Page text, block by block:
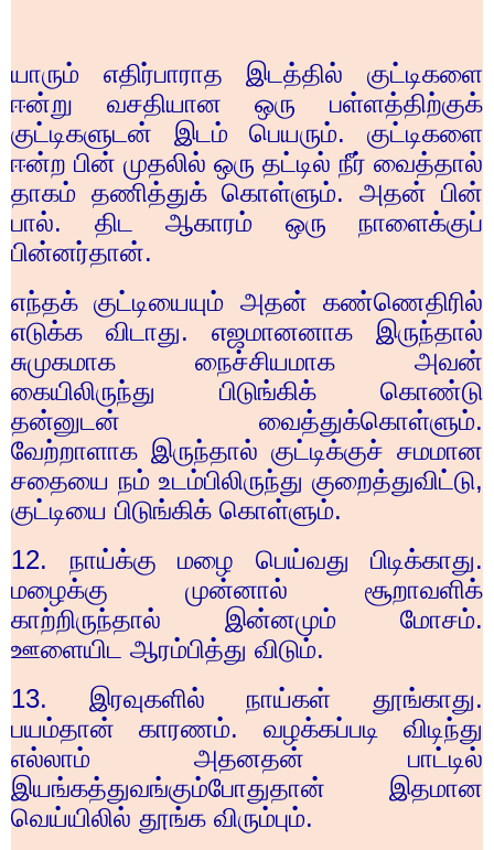
யாரும் எதிர்பாராத இடத்தில் குட்டிகளை
ஈன்று வசதியான ஒரு பள்ளத்திற்குக்
குட்டிகளுடன் இடம் பெயரும். குட்டிகளை
ஈன்ற பின் முதலில் ஒரு தட்டில் நீர் வைத்தால்
தாகம் தணித்துக் கொள்ளும். அதன் பின்
பால். திட ஆகாரம் ஒரு நாளைக்குப்
பின்னர்தான்.
எந்தக் குட்டியையும் அதன் கண்ணெதிரில்
எடுக்க விடாது. எஜமானனாக இருந்தால்
சுமுகமாக நைச்சியமாக அவன்
கையிலிருந்து பிடுங்கிக் கொண்டு
தன்னுடன் வைத்துக்கொள்ளும்.
வேற்றாளாக இருந்தால் குட்டிக்குச் சமமான
சதையை நம் உடம்பிலிருந்து குறைத்துவிட்டு,
குட்டியை பிடுங்கிக் கொள்ளும்.
12. நாய்க்கு மழை பெய்வது பிடிக்காது.
மழைக்கு முன்னால் சூறாவளிக்
காற்றிருந்தால் இன்னமும் மோசம்.
ஊளையிட ஆரம்பித்து விடும்.
13. இரவுகளில் நாய்கள் தூங்காது.
பயம்தான் காரணம். வழக்கப்படி விடிந்து
எல்லாம் அதனதன் பாட்டில்
இயங்கத்துவங்கும்போதுதான் இதமான
வெய்யிலில் தூங்க விரும்பும்.